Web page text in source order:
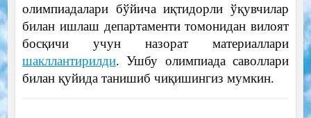
олимпиадалари бўйича иқтидорли ўқувчилар
билан ишлаш департаменти томонидан вилоят
босқичи учун назорат материаллари
шакллантирилди. Ушбу олимпиада саволлари
билан қуйида танишиб чиқишингиз мумкин.